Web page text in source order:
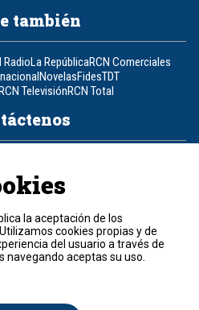
también
RadioLa RepúblicaRCN Comerciales
NovelasFidesTDT
TelevisiónRCN Total
de cookies
y condiciones
RCN Medios.
reservados.
la aceptación de los
. Utilizamos cookies propias y de
del usuario a través de
navegando aceptas su uso.